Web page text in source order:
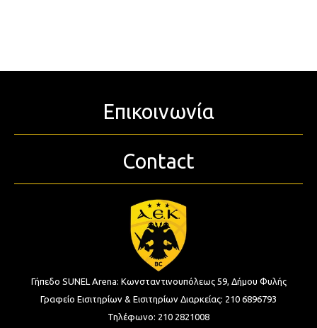
Επικοινωνία
Contact
Γήπεδο SUNEL Arena: Κωνσταντινουπόλεως 59, Δήμου Φυλής
Γραφείο Εισιτηρίων & Εισιτηρίων Διαρκείας: 210 6896793
Τηλέφωνο: 210 2821008